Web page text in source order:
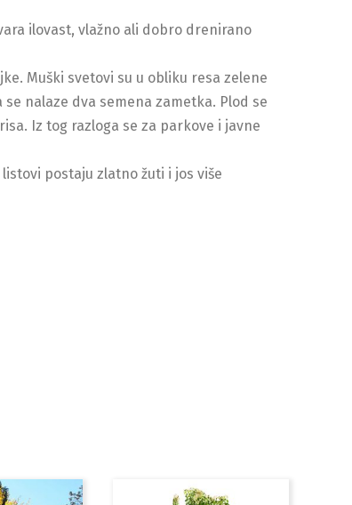
ilovast, vlažno ali dobro drenirano
Muški svetovi su u obliku resa zelene
nalaze dva semena zametka. Plod se
Iz tog razloga se za parkove i javne
postaju zlatno žuti i jos više